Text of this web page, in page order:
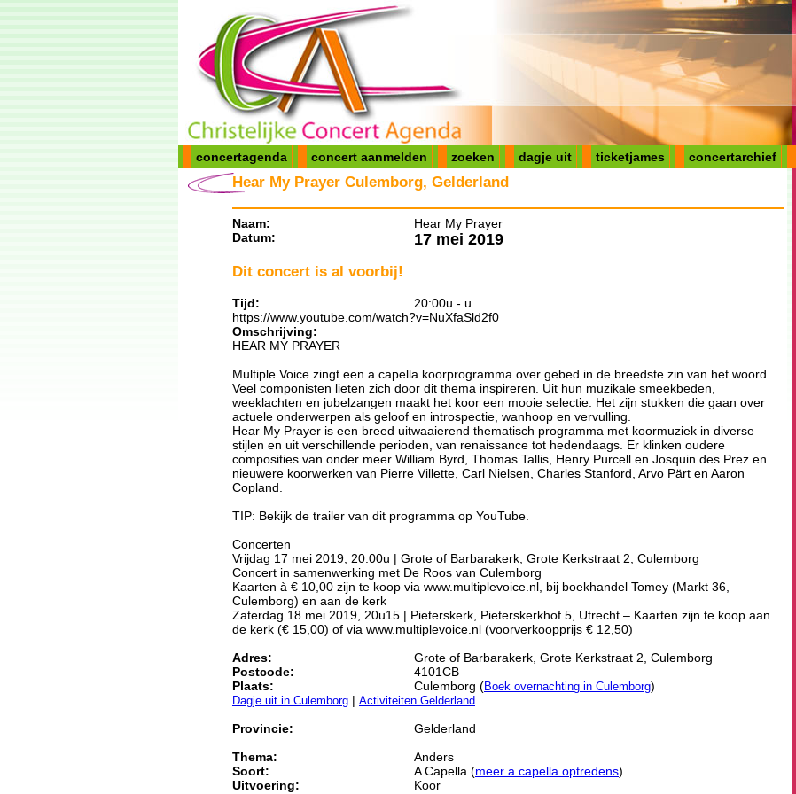
concertagenda concert aanmelden zoeken dagje uit ticketjames concertarchief
Hear My Prayer Culemborg, Gelderland
Naam:
Hear My Prayer
Datum:
17 mei 2019
Dit concert is al voorbij!
Tijd:
20:00u - u
https://www.youtube.com/watch?v=NuXfaSld2f0
Omschrijving:
HEAR MY PRAYER
Multiple Voice zingt een a capella koorprogramma over gebed in de breedste zin van het woord.
Veel componisten lieten zich door dit thema inspireren. Uit hun muzikale smeekbeden,
weeklachten en jubelzangen maakt het koor een mooie selectie. Het zijn stukken die gaan over
actuele onderwerpen als geloof en introspectie, wanhoop en vervulling.
Hear My Prayer is een breed uitwaaierend thematisch programma met koormuziek in diverse
stijlen en uit verschillende perioden, van renaissance tot hedendaags. Er klinken oudere
composities van onder meer William Byrd, Thomas Tallis, Henry Purcell en Josquin des Prez en
nieuwere koorwerken van Pierre Villette, Carl Nielsen, Charles Stanford, Arvo Pärt en Aaron
Copland.
TIP: Bekijk de trailer van dit programma op YouTube.
Concerten
Vrijdag 17 mei 2019, 20.00u | Grote of Barbarakerk, Grote Kerkstraat 2, Culemborg
Concert in samenwerking met De Roos van Culemborg
Kaarten à € 10,00 zijn te koop via www.multiplevoice.nl, bij boekhandel Tomey (Markt 36,
Culemborg) en aan de kerk
Zaterdag 18 mei 2019, 20u15 | Pieterskerk, Pieterskerkhof 5, Utrecht – Kaarten zijn te koop aan
de kerk (€ 15,00) of via www.multiplevoice.nl (voorverkoopprijs € 12,50)
Adres:
Grote of Barbarakerk, Grote Kerkstraat 2, Culemborg
Postcode:
4101CB
Plaats:
Culemborg (Boek overnachting in Culemborg)
Dagje uit in Culemborg | Activiteiten Gelderland
Provincie:
Gelderland
Thema:
Anders
Soort:
A Capella (meer a capella optredens)
Uitvoering:
Koor